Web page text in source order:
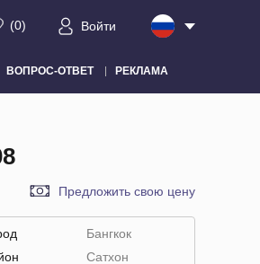
(0) Войти
ВОПРОС-ОТВЕТ РЕКЛАМА
Предложить свою цену
Бангкок
Сатхон